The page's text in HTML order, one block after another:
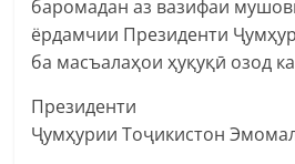
баромадан аз вазифаи
ёрдамчии Президенти
ба масъалаҳои ҳуқуқӣ озод
Президенти
Ҷумҳурии Тоҷикистон